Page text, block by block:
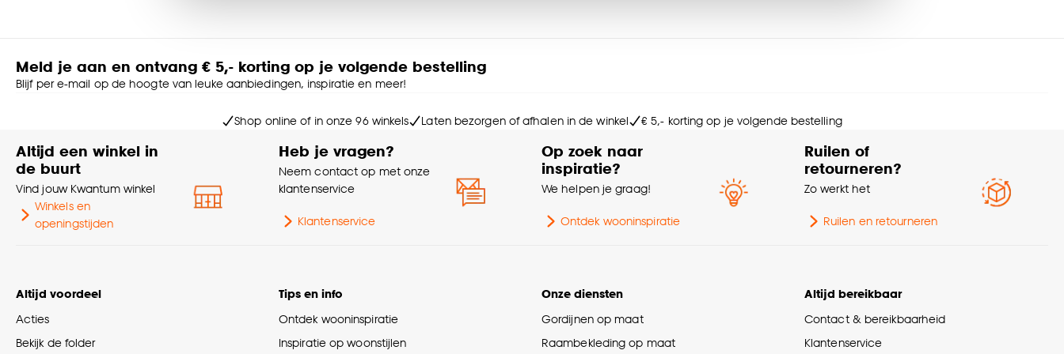
Gewicht gram per m2
Lichtdoorlatend
Krimptolerantie
Meld je aan en ontvang € 5,- korting op je volgende bestelling
Blijf per e-mail op de hoogte van leuke aanbiedingen, inspiratie en meer!
Shop online of in onze 96 winkels Laten bezorgen of afhalen in de winkel € 5,- korting op je volgende bestelling
Altijd een winkel in
de buurt
Vind jouw Kwantum winkel
Winkels en
openingstijden
Heb je vragen?
Neem contact op met onze
klantenservice
Klantenservice
Op zoek naar
inspiratie?
We helpen je graag!
Ontdek wooninspiratie
Ruilen of
retourneren?
Zo werkt het
Ruilen en retourneren
Altijd voordeel
Acties
Bekijk de folder
Tips en info
Ontdek wooninspiratie
Inspiratie op woonstijlen
Onze diensten
Gordijnen op maat
Raambekleding op maat
Altijd bereikbaar
Contact & bereikbaarheid
Klantenservice